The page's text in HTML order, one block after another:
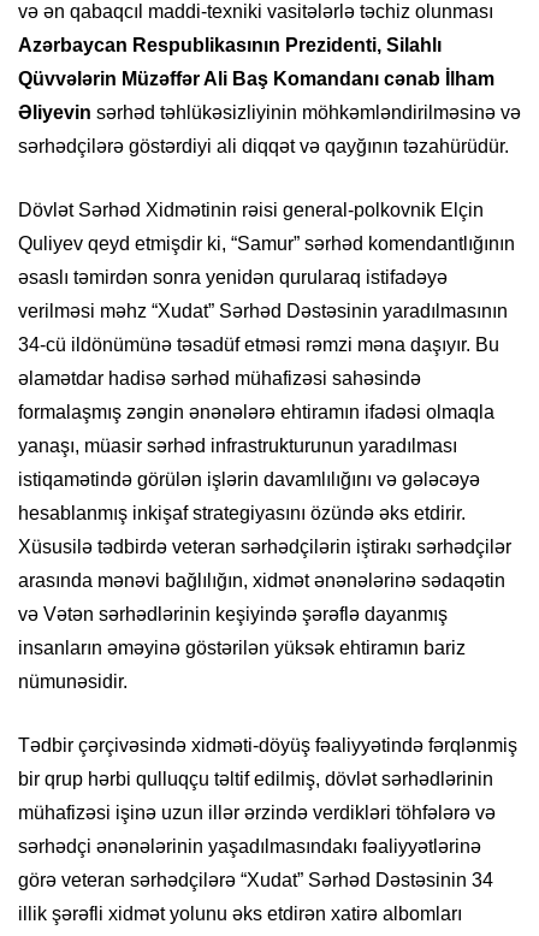
və ən qabaqcıl maddi-texniki vasitələrlə təchiz olunması
Azərbaycan Respublikasının Prezidenti, Silahlı
Qüvvələrin Müzəffər Ali Baş Komandanı cənab İlham
Əliyevin sərhəd təhlükəsizliyinin möhkəmləndirilməsinə və
sərhədçilərə göstərdiyi ali diqqət və qayğının təzahürüdür.
Dövlət Sərhəd Xidmətinin rəisi general-polkovnik Elçin
Quliyev qeyd etmişdir ki, “Samur” sərhəd komendantlığının
əsaslı təmirdən sonra yenidən qurularaq istifadəyə
verilməsi məhz “Xudat” Sərhəd Dəstəsinin yaradılmasının
34-cü ildönümünə təsadüf etməsi rəmzi məna daşıyır. Bu
əlamətdar hadisə sərhəd mühafizəsi sahəsində
formalaşmış zəngin ənənələrə ehtiramın ifadəsi olmaqla
yanaşı, müasir sərhəd infrastrukturunun yaradılması
istiqamətində görülən işlərin davamlılığını və gələcəyə
hesablanmış inkişaf strategiyasını özündə əks etdirir.
Xüsusilə tədbirdə veteran sərhədçilərin iştirakı sərhədçilər
arasında mənəvi bağlılığın, xidmət ənənələrinə sədaqətin
və Vətən sərhədlərinin keşiyində şərəflə dayanmış
insanların əməyinə göstərilən yüksək ehtiramın bariz
nümunəsidir.
Tədbir çərçivəsində xidməti-döyüş fəaliyyətində fərqlənmiş
bir qrup hərbi qulluqçu təltif edilmiş, dövlət sərhədlərinin
mühafizəsi işinə uzun illər ərzində verdikləri töhfələrə və
sərhədçi ənənələrinin yaşadılmasındakı fəaliyyətlərinə
görə veteran sərhədçilərə “Xudat” Sərhəd Dəstəsinin 34
illik şərəfli xidmət yolunu əks etdirən xatirə albomları